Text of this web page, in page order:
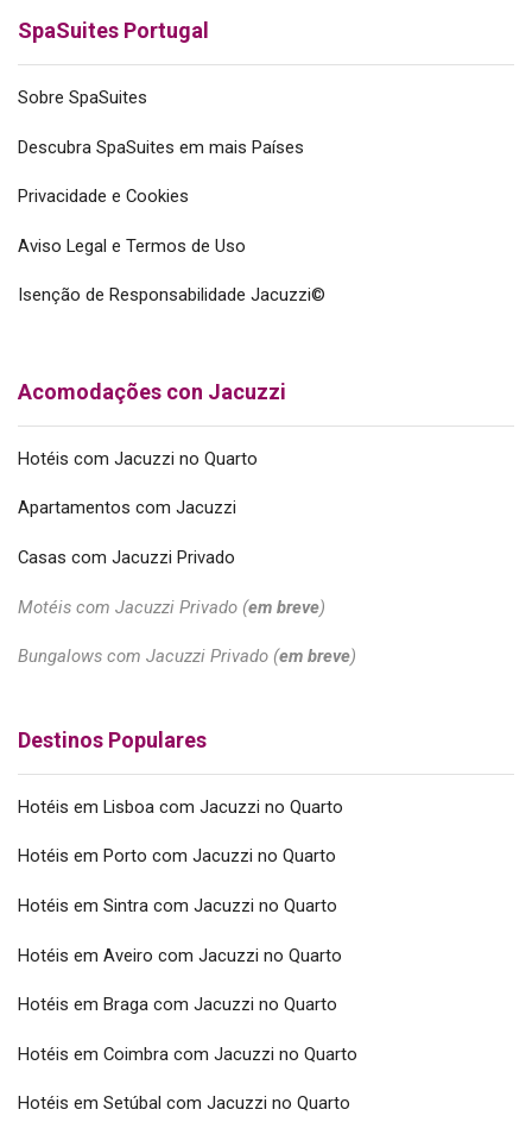
SpaSuites Portugal
Sobre SpaSuites
Descubra SpaSuites em mais Países
Privacidade e Cookies
Aviso Legal e Termos de Uso
Isenção de Responsabilidade Jacuzzi©
Acomodações con Jacuzzi
Hotéis com Jacuzzi no Quarto
Apartamentos com Jacuzzi
Casas com Jacuzzi Privado
Motéis com Jacuzzi Privado (em breve)
Bungalows com Jacuzzi Privado (em breve)
Destinos Populares
Hotéis em Lisboa com Jacuzzi no Quarto
Hotéis em Porto com Jacuzzi no Quarto
Hotéis em Sintra com Jacuzzi no Quarto
Hotéis em Aveiro com Jacuzzi no Quarto
Hotéis em Braga com Jacuzzi no Quarto
Hotéis em Coimbra com Jacuzzi no Quarto
Hotéis em Setúbal com Jacuzzi no Quarto